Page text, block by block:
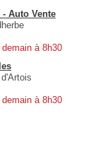
Auto Vente
à 8h30
à 8h30